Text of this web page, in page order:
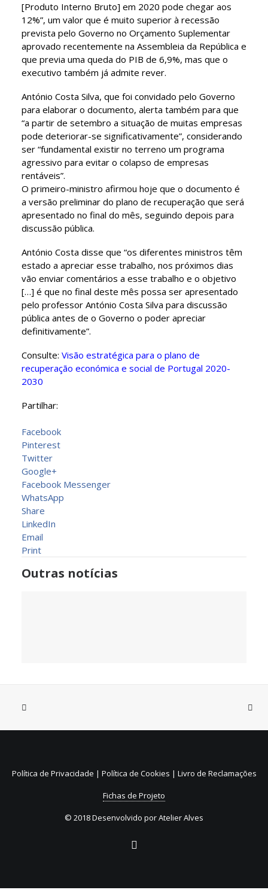
[Produto Interno Bruto] em 2020 pode chegar aos
12%”, um valor que é muito superior à recessão
prevista pelo Governo no Orçamento Suplementar
aprovado recentemente na Assembleia da República e
que previa uma queda do PIB de 6,9%, mas que o
executivo também já admite rever.
António Costa Silva, que foi convidado pelo Governo
para elaborar o documento, alerta também para que
“a partir de setembro a situação de muitas empresas
pode deteriorar-se significativamente”, considerando
ser “fundamental existir no terreno um programa
agressivo para evitar o colapso de empresas
rentáveis”.
O primeiro-ministro afirmou hoje que o documento é
a versão preliminar do plano de recuperação que será
apresentado no final do mês, seguindo depois para
discussão pública.
António Costa disse que “os diferentes ministros têm
estado a apreciar esse trabalho, nos próximos dias
vão enviar comentários a esse trabalho e o objetivo
[…] é que no final deste mês possa ser apresentado
pelo professor António Costa Silva para discussão
pública antes de o Governo o poder apreciar
definitivamente”.
Consulte: Visão estratégica para o plano de
recuperação económica e social de Portugal 2020-
2030
Partilhar:
Facebook
Pinterest
Twitter
Google+
Facebook Messenger
WhatsApp
Share
LinkedIn
Email
Print
Outras notícias
31 de Julho, 2026
Reembolso de embalagens de
bebidas não reutilizáveis (SDR)
Política de Privacidade | Política de Cookies | Livro de Reclamações
Fichas de Projeto
© 2018 Desenvolvido porAtelier Alves